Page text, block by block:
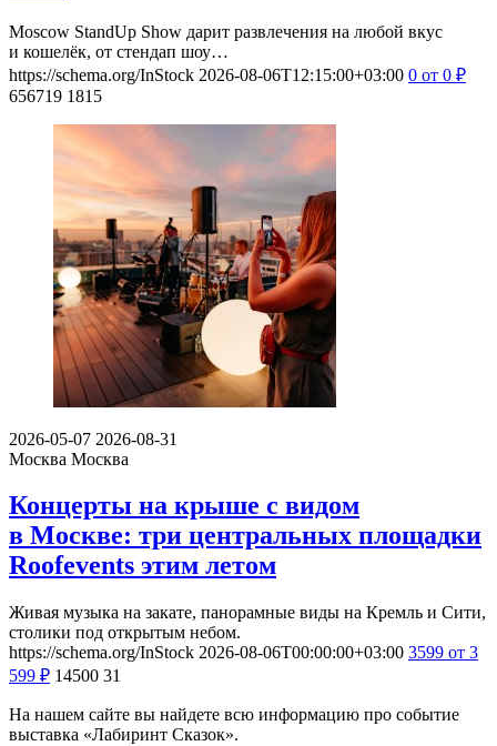
Moscow StandUp Show дарит развлечения на любой вкус
и кошелёк, от стендап шоу…
https://schema.org/InStock 2026-08-06T12:15:00+03:00 0 от 0 ₽
656719 1815
2026-05-07 2026-08-31
Москва Москва
Концерты на крыше с видом
в Москве: три центральных площадки
Roofevents этим летом
Живая музыка на закате, панорамные виды на Кремль и Сити,
столики под открытым небом.
https://schema.org/InStock 2026-08-06T00:00:00+03:00 3599 от 3
599 ₽ 14500 31
На нашем сайте вы найдете всю информацию про событие
выставка «Лабиринт Сказок».